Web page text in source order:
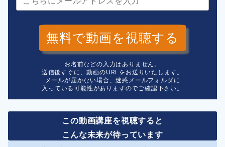
無料で動画を視聴する
お名前などの入力はありません。
送信後すぐに、動画のURLをお送りいたします。
メールが届かない場合、迷惑メールフォルダに
入っている可能性がありますのでご確認下さい。
この動画講座を視聴すると
こんな未来が待っています